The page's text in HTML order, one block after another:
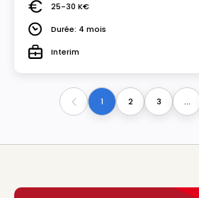
Salaire25-30 K€
DuréeDurée: 4 mois
TypeInterim
Previous1 2 3 ...